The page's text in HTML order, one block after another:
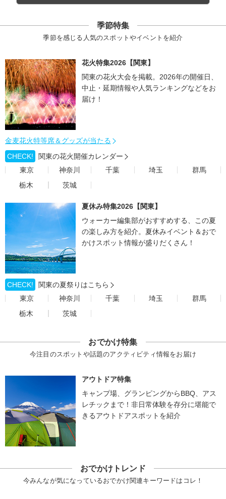
季節特集
季節を感じる人気のスポットやイベントを紹介
花火特集2026【関東】
関東の花火大会を掲載。2026年の開催日、
中止・延期情報や人気ランキングなどをお
届け！
金麦花火特等席＆グッズが当たる
CHECK!
関東の花火開催カレンダー
東京
神奈川 千葉 埼玉
群馬
栃木
茨城
夏休み特集2026【関東】
ウォーカー編集部がおすすめする、この夏
の楽しみ方を紹介。夏休みイベント＆おで
かけスポット情報が盛りだくさん！
CHECK!
関東の夏祭りはこちら
東京
神奈川 千葉 埼玉
群馬
栃木
茨城
おでかけ特集
今注目のスポットや話題のアクティビティ情報をお届け
アウトドア特集
キャンプ場、グランピングからBBQ、アス
レチックまで！非日常体験を存分に堪能で
きるアウトドアスポットを紹介
おでかけトレンド
今みんなが気になっているおでかけ関連キーワードはコレ！